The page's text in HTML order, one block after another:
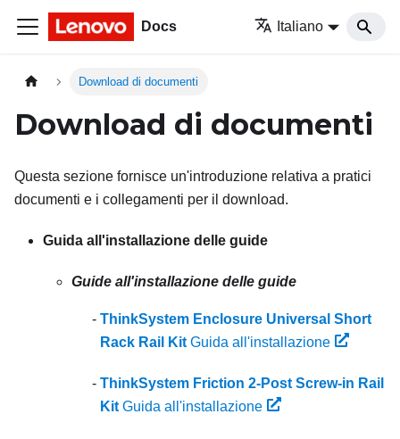
Docs Italiano
Download di documenti
Download di documenti
Questa sezione fornisce un'introduzione relativa a pratici
documenti e i collegamenti per il download.
Guida all'installazione delle guide
Guide all'installazione delle guide
ThinkSystem Enclosure Universal Short
Rack Rail Kit Guida all'installazione
ThinkSystem Friction 2-Post Screw-in Rail
Kit Guida all'installazione